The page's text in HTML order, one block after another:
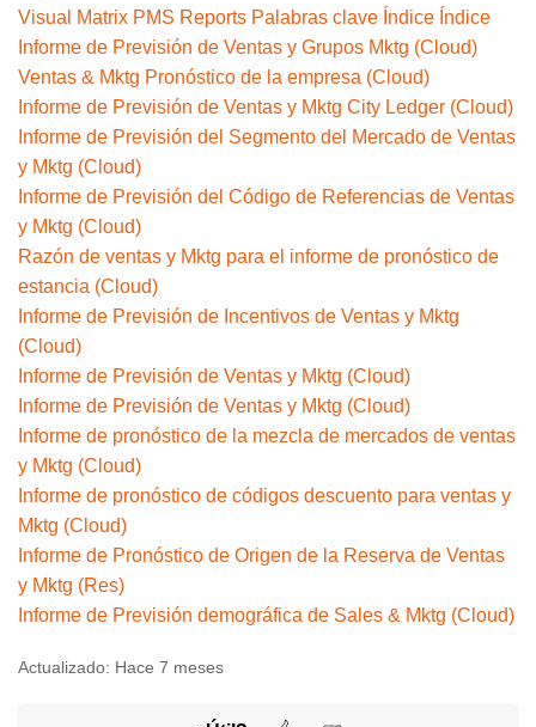
Visual Matrix PMS Reports Palabras clave Índice Índice
Informe de Previsión de Ventas y Grupos Mktg (Cloud)
Ventas & Mktg Pronóstico de la empresa (Cloud)
Informe de Previsión de Ventas y Mktg City Ledger (Cloud)
Informe de Previsión del Segmento del Mercado de Ventas
y Mktg (Cloud)
Informe de Previsión del Código de Referencias de Ventas
y Mktg (Cloud)
Razón de ventas y Mktg para el informe de pronóstico de
estancia (Cloud)
Informe de Previsión de Incentivos de Ventas y Mktg
(Cloud)
Informe de Previsión de Ventas y Mktg (Cloud)
Informe de Previsión de Ventas y Mktg (Cloud)
Informe de pronóstico de la mezcla de mercados de ventas
y Mktg (Cloud)
Informe de pronóstico de códigos descuento para ventas y
Mktg (Cloud)
Informe de Pronóstico de Origen de la Reserva de Ventas
y Mktg (Res)
Informe de Previsión demográfica de Sales & Mktg (Cloud)
Actualizado: Hace 7 meses